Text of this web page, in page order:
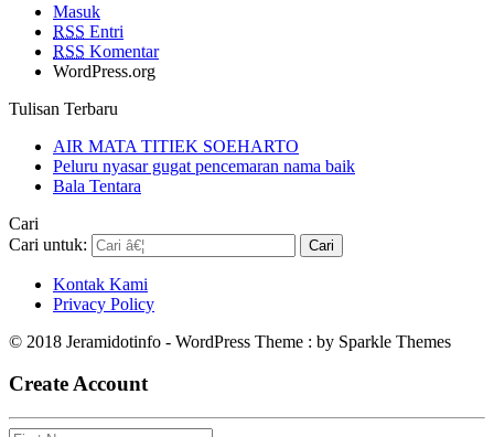
Masuk
RSS Entri
RSS Komentar
WordPress.org
Tulisan Terbaru
AIR MATA TITIEK SOEHARTO
Peluru nyasar gugat pencemaran nama baik
Bala Tentara
Cari
Cari untuk:
Kontak Kami
Privacy Policy
© 2018 Jeramidotinfo - WordPress Theme : by Sparkle Themes
Create Account